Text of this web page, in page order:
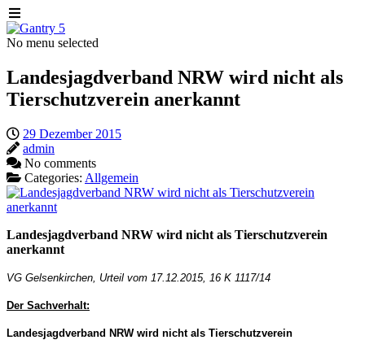
No menu selected
Landesjagdverband NRW wird nicht als
Tierschutzverein anerkannt
29 Dezember 2015
admin
No comments
Categories: Allgemein
Landesjagdverband NRW wird nicht als Tierschutzverein
anerkannt
VG Gelsenkirchen, Urteil vom 17.12.2015, 16 K 1117/14
Der Sachverhalt:
Landesjagdverband NRW wird nicht als Tierschutzverein